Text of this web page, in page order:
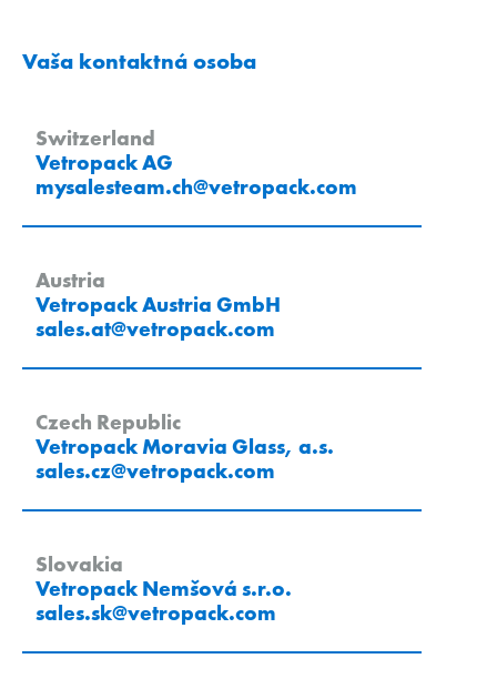
Vaša kontaktná osoba
Switzerland
Vetropack AG
mysalesteam.ch@vetropack.com
Austria
Vetropack Austria GmbH
sales.at@vetropack.com
Czech Republic
Vetropack Moravia Glass, a.s.
sales.cz@vetropack.com
Slovakia
Vetropack Nemšová s.r.o.
sales.sk@vetropack.com